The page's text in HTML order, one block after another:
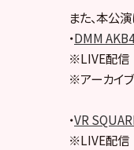
また、本公
・DMM
※LIVE配信
※アーカイ
・VR
※LIVE配信